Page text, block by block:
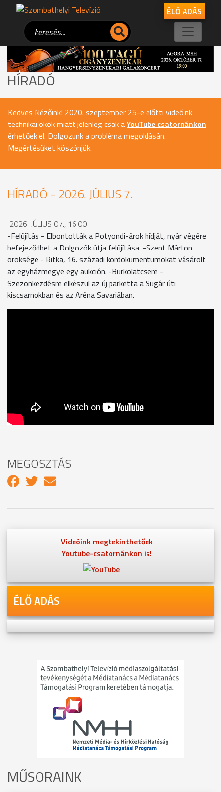
ÉLŐ ADÁS
HÍRADÓ
Kedves Nézőink! 2020. szeptember 25-e előtti videóink
technikai okok miatt jelenleg csak aYouTube csatornánkon
érhetőek el. Dolgozunk a probléma megoldásán.
Megértésüket köszönjük.
HÍRADÓ - 2026. JÚLIUS 7.
2026. JÚLIUS 07., 16:00
-Felújítás - Elbontották a Potyondi-árok hídját, nyár végére
befejeződhet a Dolgozók útja felújítása. -Szent Márton
öröksége - Ritka, 16. századi kordokumentumokat vásárolt
az egyházmegye egy aukción. -Burkolatcsere -
Szezonkezdésre elkészül az új parketta a Sugár úti
kiscsarnokban és az Aréna Savariában.
MEGOSZTÁS
Videóink megtekinthetőek
Youtube-csatornánkon is!
ÉLŐ ADÁS
MŰSORAINK